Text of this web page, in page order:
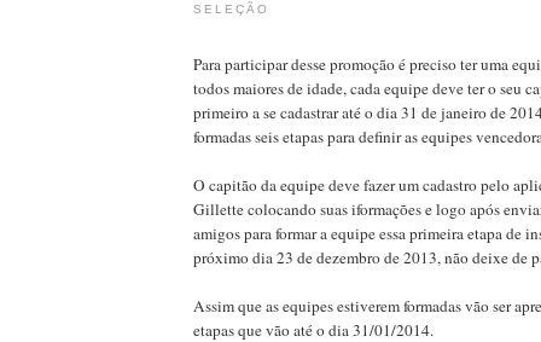
SELEÇÃO
Para participar desse promoção é preciso ter uma
todos maiores de idade, cada equipe deve ter o seu
primeiro a se cadastrar até o dia 31 de janeiro de
formadas seis etapas para definir as equipes
O capitão da equipe deve fazer um cadastro pelo
Gillette colocando suas iformações e logo após
amigos para formar a equipe essa primeira etapa de
próximo dia 23 de dezembro de 2013, não deixe de
Assim que as equipes estiverem formadas vão ser
etapas que vão até o dia 31/01/2014.